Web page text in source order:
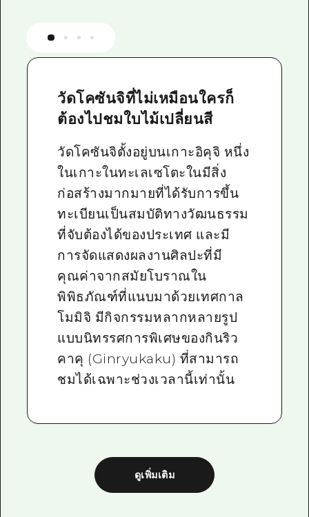
วัดโคซันจิที่ไม่เหมือนใครก็
ต้องไปชมใบไม้เปลี่ยนสี
วัดโคซันจิตั้งอยู่บนเกาะอิคุจิ หนึ่ง
ในเกาะในทะเลเซโตะในมีสิ่ง
ก่อสร้างมากมายที่ได้รับการขึ้น
ทะเบียนเป็นสมบัติทางวัฒนธรรม
ที่จับต้องได้ของประเทศ และมี
การจัดแสดงผลงานศิลปะที่มี
คุณค่าจากสมัยโบราณใน
พิพิธภัณฑ์ที่แนบมาด้วยเทศกาล
โมมิจิ มีกิจกรรมหลากหลายรูป
แบบนิทรรศการพิเศษของกินริว
คาคุ (Ginryukaku) ที่สามารถ
ชมได้เฉพาะช่วงเวลานี้เท่านั้น
ดูเพิ่มเติม